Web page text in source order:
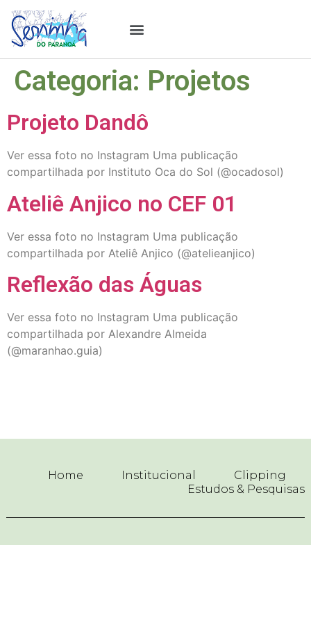
Categoria: Projetos
Projeto Dandô
Ver essa foto no Instagram Uma publicação
compartilhada por Instituto Oca do Sol (@ocadosol)
Ateliê Anjico no CEF 01
Ver essa foto no Instagram Uma publicação
compartilhada por Ateliê Anjico (@atelieanjico)
Reflexão das Águas
Ver essa foto no Instagram Uma publicação
compartilhada por Alexandre Almeida
(@maranhao.guia)
Home Institucional
Clipping
Estudos & Pesquisas